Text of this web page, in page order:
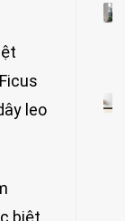
leo